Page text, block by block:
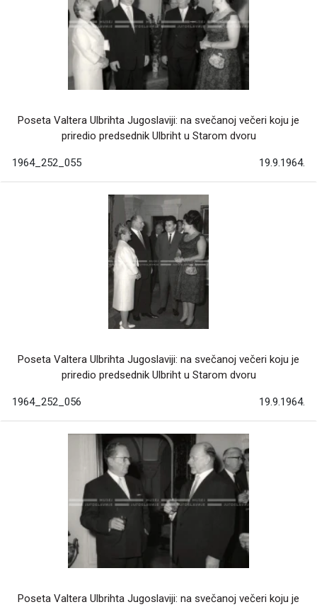
Poseta Valtera Ulbrihta Jugoslaviji: na svečanoj večeri koju je
priredio predsednik Ulbriht u Starom dvoru
1964_252_055 19.9.1964.
Poseta Valtera Ulbrihta Jugoslaviji: na svečanoj večeri koju je
priredio predsednik Ulbriht u Starom dvoru
1964_252_056 19.9.1964.
Poseta Valtera Ulbrihta Jugoslaviji: na svečanoj večeri koju je